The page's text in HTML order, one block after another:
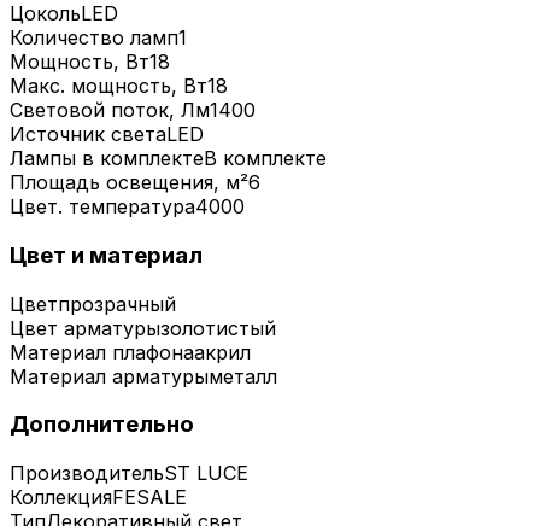
ЦокольLED
Количество ламп1
Мощность, Вт18
Макс. мощность, Вт18
Световой поток, Лм1400
Источник светаLED
Лампы в комплектеВ комплекте
Площадь освещения, м²6
Цвет. температура4000
Цвет и материал
Цветпрозрачный
Цвет арматурызолотистый
Материал плафонаакрил
Материал арматурыметалл
Дополнительно
ПроизводительST LUCE
КоллекцияFESALE